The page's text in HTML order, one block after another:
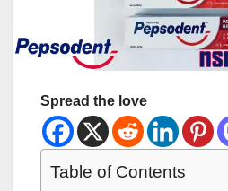
Spread the love
Table of Contents